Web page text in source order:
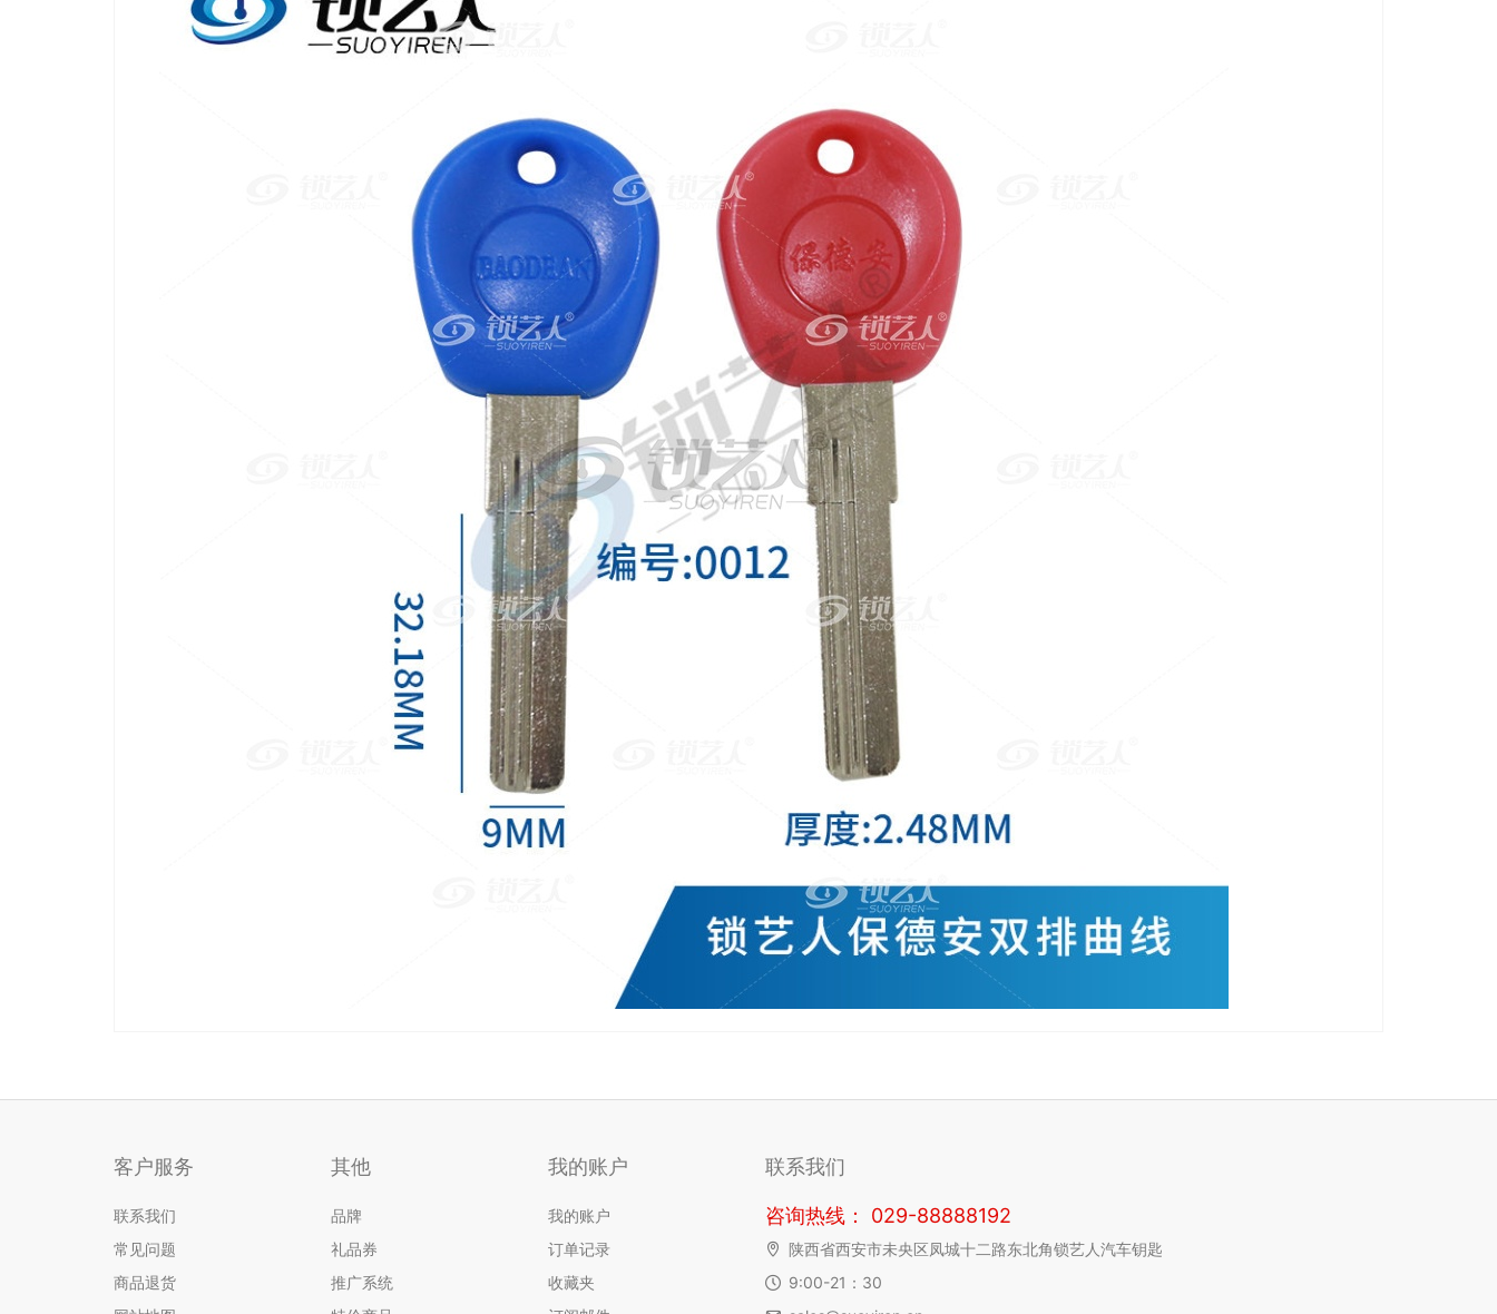
客户服务
联系我们
常见问题
商品退货
其他
品牌
礼品券
推广系统
我的账户
我的账户
订单记录
收藏夹
联系我们
咨询热线： 029-88888192
陕西省西安市未央区凤城十二路东北角锁艺人汽车钥匙
9:00-21：30